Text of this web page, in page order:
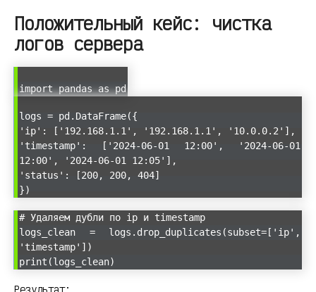
Положительный кейс: чистка
логов сервера
import pandas as pd
logs = pd.DataFrame({
'ip': ['192.168.1.1', '192.168.1.1', '10.0.0.2'],
'timestamp': ['2024-06-01 12:00', '2024-06-01
12:00', '2024-06-01 12:05'],
'status': [200, 200, 404]
})
# Удаляем дубли по ip и timestamp
logs_clean = logs.drop_duplicates(subset=['ip',
'timestamp'])
print(logs_clean)
Результат: